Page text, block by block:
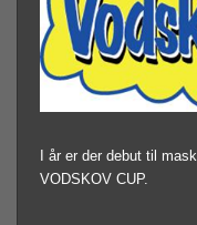
I år er der debut til
VODSKOV CUP.